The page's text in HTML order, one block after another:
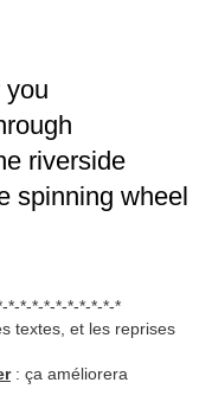
you
riverside
spinning wheel
*-*-*-*-*-*-*-*-*-*
textes, et les reprises
: ça améliorera